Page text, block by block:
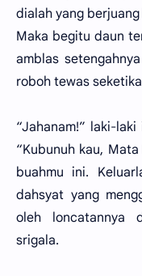
dialah yang
Maka begitu daun
amblas
roboh tewas
“Jahanam!” laki-
“Kubunuh kau,
buahmu ini.
dahsyat yang
oleh loncatannya
srigala.